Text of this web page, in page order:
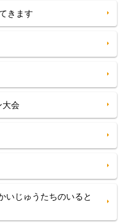
きます
大会
いじゅうたちのいると